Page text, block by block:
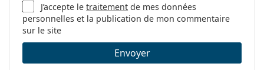
Marque:
Lacoste
Code:
J’accepte letraitement de mes données
personnelles et la publication de mon commentaire
sur le site
Envoyer